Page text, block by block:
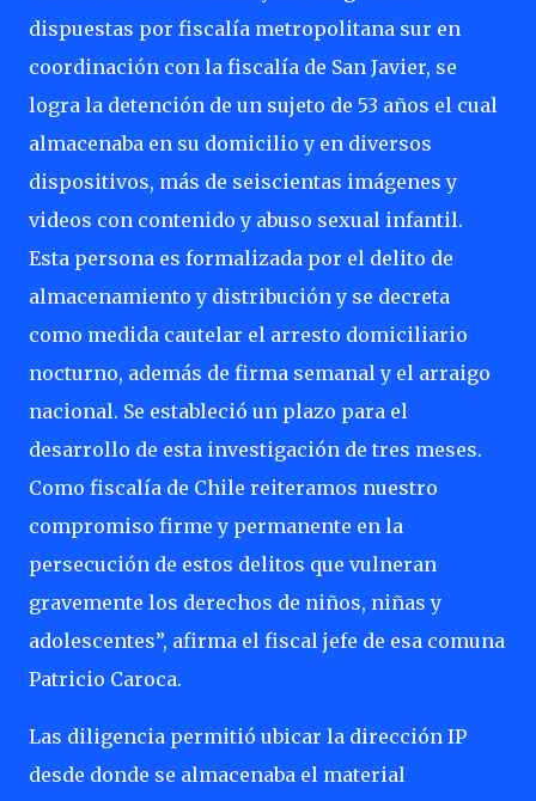
dispuestas por fiscalía metropolitana sur en
coordinación con la fiscalía de San Javier, se
logra la detención de un sujeto de 53 años el cual
almacenaba en su domicilio y en diversos
dispositivos, más de seiscientas imágenes y
videos con contenido y abuso sexual infantil.
Esta persona es formalizada por el delito de
almacenamiento y distribución y se decreta
como medida cautelar el arresto domiciliario
nocturno, además de firma semanal y el arraigo
nacional. Se estableció un plazo para el
desarrollo de esta investigación de tres meses.
Como fiscalía de Chile reiteramos nuestro
compromiso firme y permanente en la
persecución de estos delitos que vulneran
gravemente los derechos de niños, niñas y
adolescentes”, afirma el fiscal jefe de esa comuna
Patricio Caroca.
Las diligencia permitió ubicar la dirección IP
desde donde se almacenaba el material